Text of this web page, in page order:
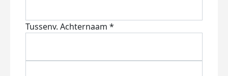
Tussenv. Achternaam *